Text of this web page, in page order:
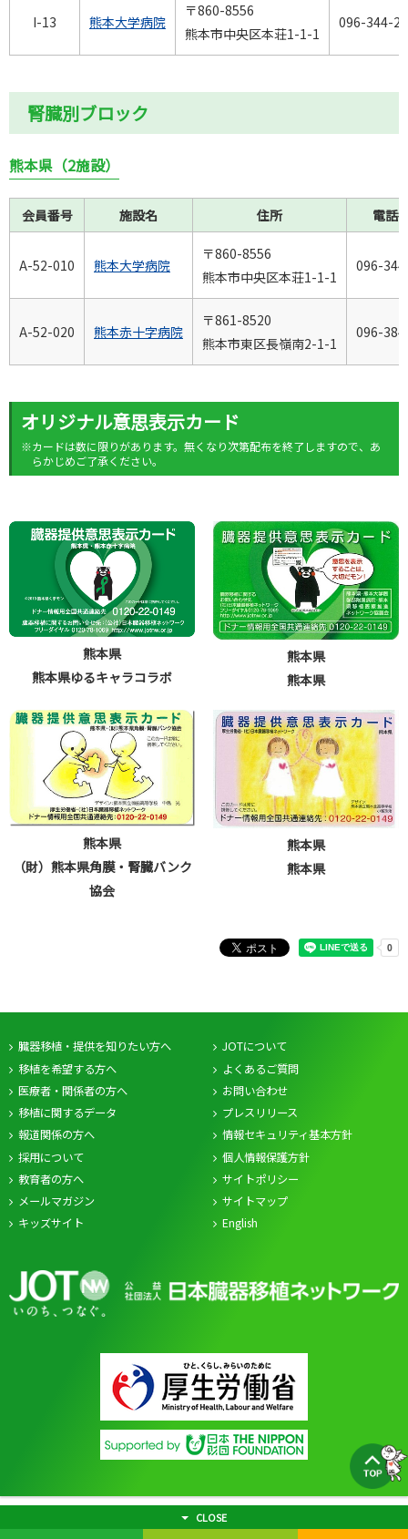
I-13 熊本大学病院
〒860-8556
熊本市中央区本荘1-1-1
096-344-
腎臓別ブロック
熊本県（2施設）
会員番号 施設名 住所 電話
A-52-010 熊本大学病院
〒860-8556
熊本市中央区本荘1-1-1
096-
A-52-020 熊本赤十字病院
〒861-8520
熊本市東区長嶺南2-1-1
096-
オリジナル意思表示カード
※カードは数に限りがあります。無くなり次第配布を終了しますので、あ
らかじめご了承ください。
熊本県
熊本県ゆるキャラコラボ
熊本県
熊本県
熊本県
（財）熊本県角膜・腎臓バンク
協会
熊本県
熊本県
臓器移植・提供を知りたい方へ
移植を希望する方へ
医療者・関係者の方へ
移植に関するデータ
JOTについて
よくあるご質問
お問い合わせ
プレスリリース
報道関係の方へ
採用について
教育者の方へ
メールマガジン
キッズサイト
情報セキュリティ基本方針
個人情報保護方針
サイトポリシー
サイトマップ
English
© Japan Organ Transplant Network.
CLOSE